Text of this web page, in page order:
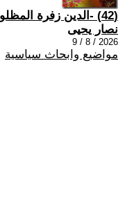
(42) -الدين زفرة المظلوم وشهقة المكلوم-[1]
نصار يحيى
2026 / 8 / 9
مواضيع وابحاث سياسية